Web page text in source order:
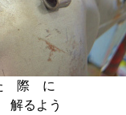
際 に
るよう